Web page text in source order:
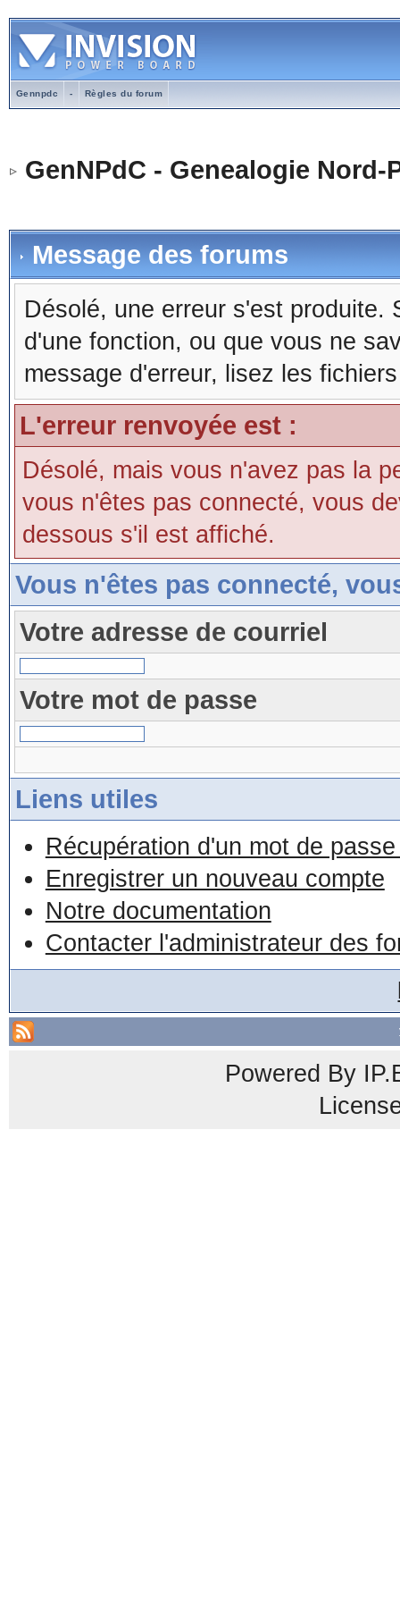
Gennpdc - Règles du forum
GenNPdC - Genealogie Nord-
Message des forums
Désolé, une erreur s'est produite.
d'une fonction, ou que vous ne
message d'erreur, lisez les
L'erreur renvoyée est :
Désolé, mais vous n'avez pas la
vous n'êtes pas connecté, vous
dessous s'il est affiché.
Vous n'êtes pas connecté,
Votre adresse de courriel
Votre mot de passe
Liens utiles
Récupération d'un mot de
Enregistrer un nouveau compte
Notre documentation
Contacter l'administrateur des
Powered By